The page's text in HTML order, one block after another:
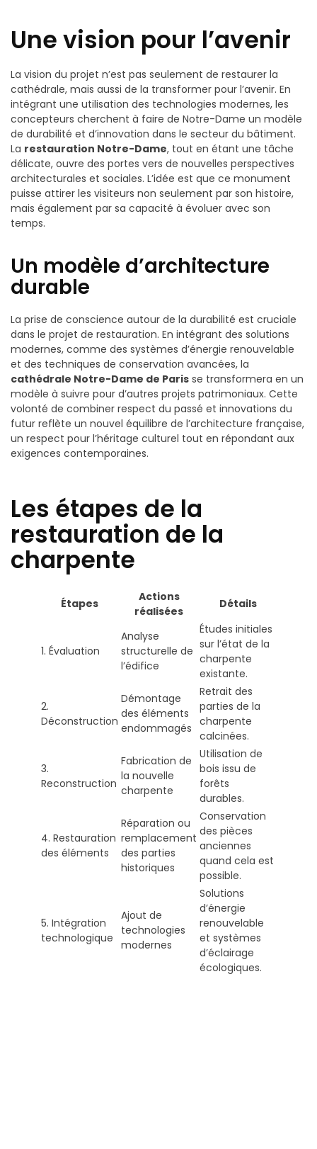
Une vision pour l’avenir
La vision du projet n’est pas seulement de restaurer la
cathédrale, mais aussi de la transformer pour l’avenir. En
intégrant une utilisation des technologies modernes, les
concepteurs cherchent à faire de Notre-Dame un modèle
de durabilité et d’innovation dans le secteur du bâtiment.
La restauration Notre-Dame, tout en étant une tâche
délicate, ouvre des portes vers de nouvelles perspectives
architecturales et sociales. L’idée est que ce monument
puisse attirer les visiteurs non seulement par son histoire,
mais également par sa capacité à évoluer avec son
temps.
Un modèle d’architecture
durable
La prise de conscience autour de la durabilité est cruciale
dans le projet de restauration. En intégrant des solutions
modernes, comme des systèmes d’énergie renouvelable
et des techniques de conservation avancées, la
cathédrale Notre-Dame de Paris se transformera en un
modèle à suivre pour d’autres projets patrimoniaux. Cette
volonté de combiner respect du passé et innovations du
futur reflète un nouvel équilibre de l’architecture française,
un respect pour l’héritage culturel tout en répondant aux
exigences contemporaines.
Les étapes de la
restauration de la
charpente
Étapes
Actions
réalisées
Détails
1. Évaluation
Analyse
structurelle de
l’édifice
Études initiales
sur l’état de la
charpente
existante.
2.
Déconstruction
Démontage
des éléments
endommagés
Retrait des
parties de la
charpente
calcinées.
3.
Reconstruction
Fabrication de
la nouvelle
charpente
Utilisation de
bois issu de
forêts
durables.
4. Restauration
des éléments
Réparation ou
remplacement
des parties
historiques
Conservation
des pièces
anciennes
quand cela est
possible.
5. Intégration
technologique
Ajout de
technologies
modernes
Solutions
d’énergie
renouvelable
et systèmes
d’éclairage
écologiques.